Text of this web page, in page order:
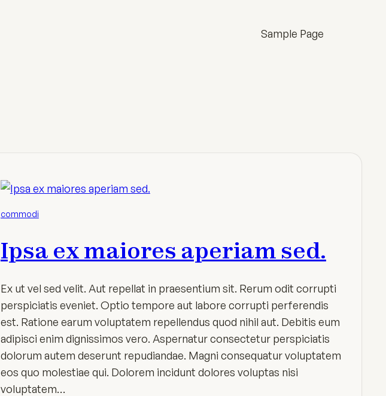
Sample Page
commodi
Ipsa ex maiores aperiam sed.
Ex ut vel sed velit. Aut repellat in praesentium sit. Rerum odit corrupti
perspiciatis eveniet. Optio tempore aut labore corrupti perferendis
est. Ratione earum voluptatem repellendus quod nihil aut. Debitis eum
adipisci enim dignissimos vero. Aspernatur consectetur perspiciatis
dolorum autem deserunt repudiandae. Magni consequatur voluptatem
eos quo molestiae qui. Dolorem incidunt dolores voluptas nisi
voluptatem…